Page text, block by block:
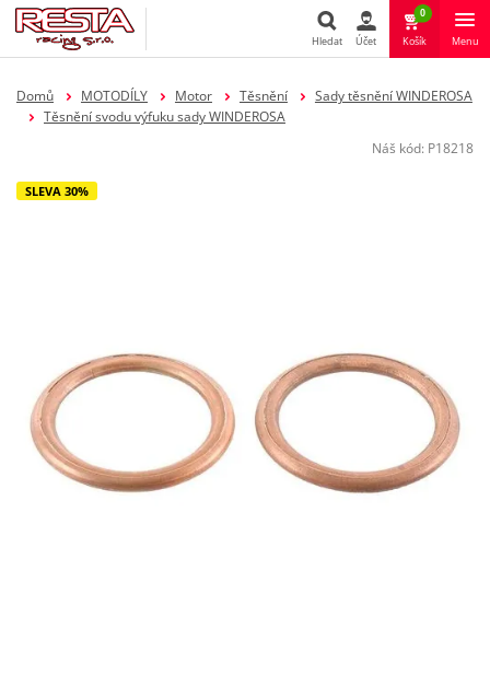
Hledat
Hledat Účet
0
Košík Menu
Domů MOTODÍLY Motor Těsnění
Sady těsnění WINDEROSA
Těsnění svodu výfuku sady WINDEROSA
Náš kód: P18218
SLEVA 30%